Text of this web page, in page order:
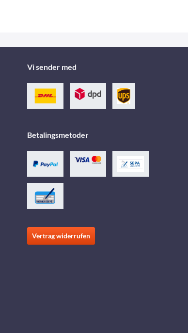
Vi sender med
Betalingsmetoder
Vertrag widerrufen